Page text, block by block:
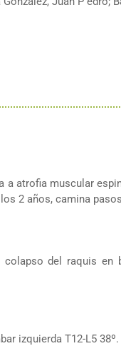
atrofia muscular
2 años, camina
del raquis en
izquierda T12-L5 38º.